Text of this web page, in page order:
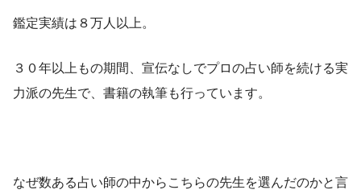
鑑定実績は８万人以上。
３０年以上もの期間、宣伝なしでプロの占い師を続ける実
力派の先生で、書籍の執筆も行っています。
なぜ数ある占い師の中からこちらの先生を選んだのかと言